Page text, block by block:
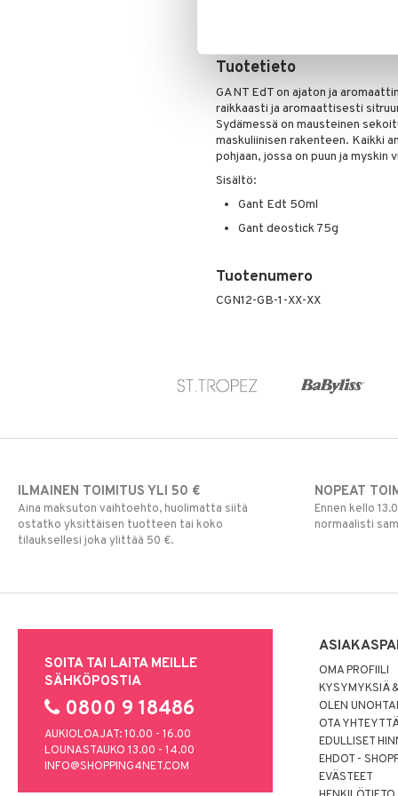
Tuotetieto
GANT EdT on ajaton ja
raikkaasti ja aromaattisesti
Sydämessä on mausteinen
maskuliinisen rakenteen. Kaikki
pohjaan, jossa on puun ja myskin
Sisältö:
Gant Edt 50ml
Gant deostick 75g
Tuotenumero
CGN12-GB-1-XX-XX
ILMAINEN TOIMITUS YLI 50 €
Aina maksuton vaihtoehto, huolimatta siitä
ostatko yksittäisen tuotteen tai koko
tilauksellesi joka ylittää 50 €.
NOPEAT
Ennen kello
normaalisti
SOITA TAI LAITA MEILLE
SÄHKÖPOSTIA
0800 9 18486
AUKIOLOAJAT: 10.00 - 16.00
LOUNASTAUKO 13.00 - 14.00
INFO@SHOPPING4NET.COM
OMA PROFIILI
KYSYMYKSIÄ
OLEN
OTA
EDULLISET
EHDOT -
EVÄSTEET